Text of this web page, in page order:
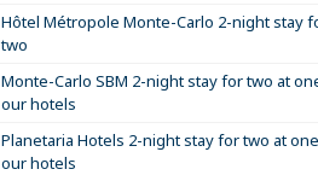
Hôtel Métropole Monte-Carlo 2-night stay
two
Monte-Carlo SBM 2-night stay for two at
our hotels
Planetaria Hotels 2-night stay for two at
our hotels